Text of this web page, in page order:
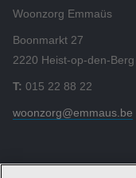
Woonzorg Emmaüs
Boonmarkt 27
2220 Heist-op-den-Berg
T: 015 22 88 22
woonzorg@emmaus.be